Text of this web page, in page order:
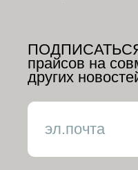
прайсов на
других